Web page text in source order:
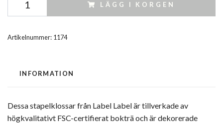
LÄGG I KORGEN
Artikelnummer: 1174
INFORMATION
Dessa stapelklossar från Label Label är tillverkade av
högkvalitativt FSC-certifierat bokträ och är dekorerade